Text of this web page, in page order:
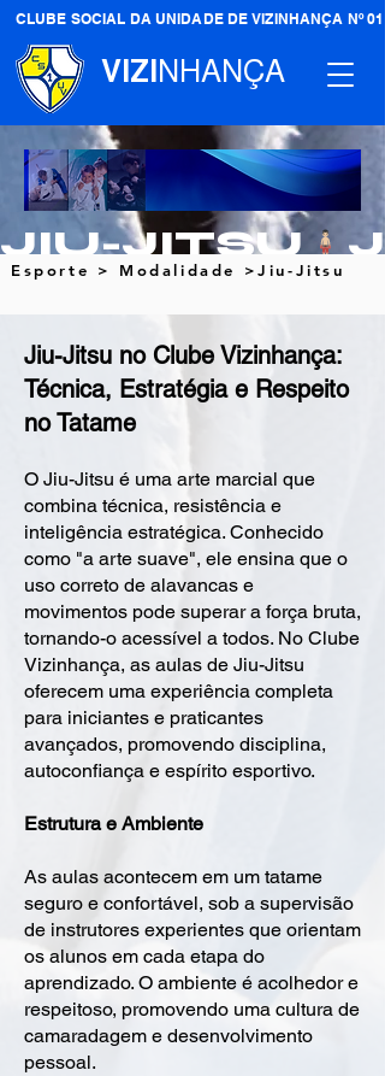
CLUBE SOCIAL DA UNIDADE DE VIZINHANÇA Nº 01
VIZINHANÇA
JIU-JITSU
Esporte > Modalidade >Jiu-Jitsu
Jiu-Jitsu no Clube Vizinhança:
Técnica, Estratégia e Respeito
no Tatame
O Jiu-Jitsu é uma arte marcial que
combina técnica, resistência e
inteligência estratégica. Conhecido
como "a arte suave", ele ensina que o
uso correto de alavancas e
movimentos pode superar a força bruta,
tornando-o acessível a todos. No Clube
Vizinhança, as aulas de Jiu-Jitsu
oferecem uma experiência completa
para iniciantes e praticantes
avançados, promovendo disciplina,
autoconfiança e espírito esportivo.
Estrutura e Ambiente
As aulas acontecem em um tatame
seguro e confortável, sob a supervisão
de instrutores experientes que orientam
os alunos em cada etapa do
aprendizado. O ambiente é acolhedor e
respeitoso, promovendo uma cultura de
camaradagem e desenvolvimento
pessoal.